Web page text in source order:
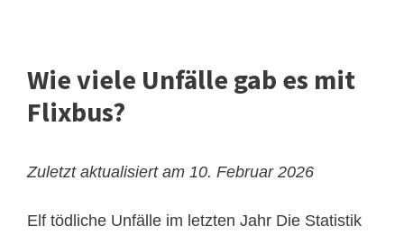
Wie viele Unfälle gab es mit
Flixbus?
Zuletzt aktualisiert am 10. Februar 2026
Elf tödliche Unfälle im letzten Jahr Die Statistik